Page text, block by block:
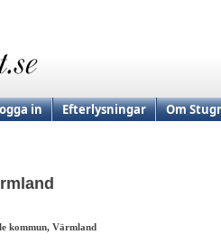
in Efterlysningar Om
kommun, Värmland